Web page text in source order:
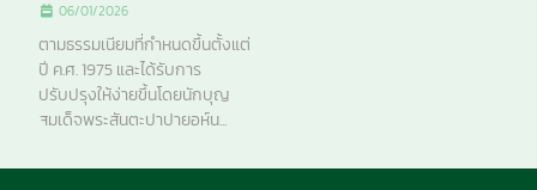
06/01/2026
ตามธรรมเนียมที่กำหนดขึ้นตั้งแต่
ปี ค.ศ. 1975 และได้รับการ
ปรับปรุงให้ง่ายขึ้นโดยนักบุญ
สมเด็จพระสันตะปาปายอห์น...